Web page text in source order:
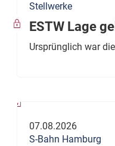
Dossier:
Dossier: ETCS
Stellwerke
ESTW Lage
Ursprünglich war
07.08.2026
S-Bahn Hamburg